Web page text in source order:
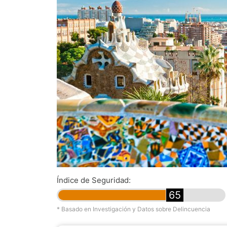
Índice de Seguridad:
65
* Basado en Investigación y Datos sobre Delincuencia